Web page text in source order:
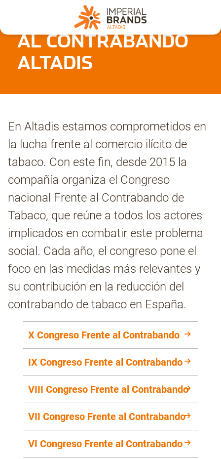
Denuncia
Archivo
Estadísticas CMT
Contacto
CONGRESO FRENTE
AL CONTRABANDO
ALTADIS
En Altadis estamos comprometidos en
la lucha frente al comercio ilícito de
tabaco. Con este fin, desde 2015 la
compañía organiza el Congreso
nacional Frente al Contrabando de
Tabaco, que reúne a todos los actores
implicados en combatir este problema
social. Cada año, el congreso pone el
foco en las medidas más relevantes y
su contribución en la reducción del
contrabando de tabaco en España.
X Congreso Frente al Contrabando
IX Congreso Frente al Contrabando
VIII Congreso Frente al Contrabando
VII Congreso Frente al Contrabando
VI Congreso Frente al Contrabando